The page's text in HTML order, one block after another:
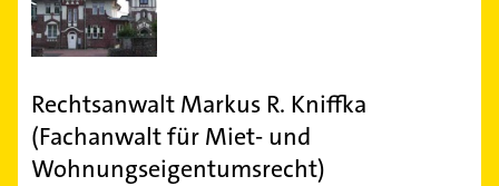
Rechtsanwalt Markus R. Kniffka
(Fachanwalt für Miet- und
Wohnungseigentumsrecht)